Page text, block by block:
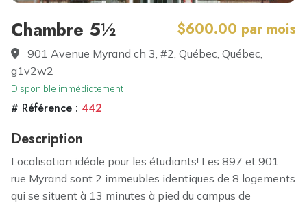
Chambre 5½ $600.00 par mois
901 Avenue Myrand ch 3, #2, Québec, Québec,
g1v2w2
Disponible immédiatement
# Référence : 442
Description
Localisation idéale pour les étudiants! Les 897 et 901
rue Myrand sont 2 immeubles identiques de 8 logements
qui se situent à 13 minutes à pied du campus de